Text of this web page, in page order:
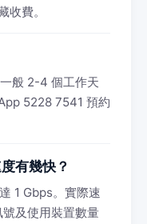
費。
般 2-4 個工作天
5228 7541 預約
有幾快？
1 Gbps。實際速
及使用裝置數量